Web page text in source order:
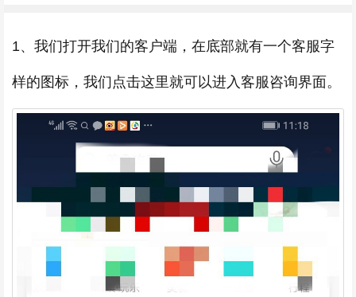
1、我们打开我们的客户端，在底部就有一个客服字
样的图标，我们点击这里就可以进入客服咨询界面。